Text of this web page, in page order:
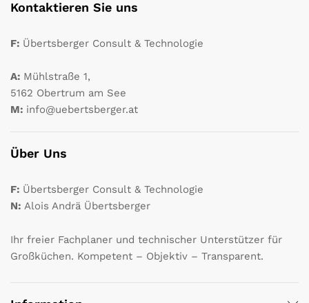
Kontaktieren Sie uns
F: Übertsberger Consult & Technologie
A: Mühlstraße 1,
5162 Obertrum am See
M: info@uebertsberger.at
Über Uns
F: Übertsberger Consult & Technologie
N: Alois Andrä Übertsberger
Ihr freier Fachplaner und technischer Unterstützer für
Großküchen. Kompetent – Objektiv – Transparent.